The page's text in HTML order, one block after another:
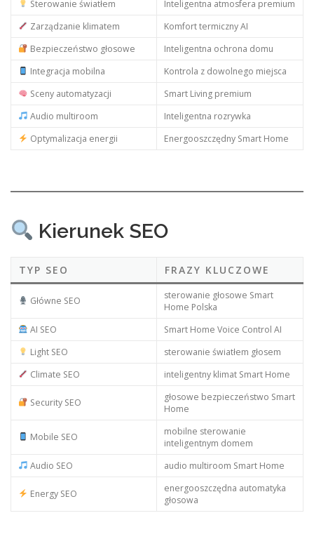
Sterowanie światłem
Inteligentna atmosfera premium
Zarządzanie klimatem
Komfort termiczny AI
Bezpieczeństwo głosowe
Inteligentna ochrona domu
Integracja mobilna
Kontrola z dowolnego miejsca
Sceny automatyzacji
Smart Living premium
Audio multiroom
Inteligentna rozrywka
Optymalizacja energii
Energooszczędny Smart Home
Kierunek SEO
TYP SEO FRAZY KLUCZOWE
Główne SEO
sterowanie głosowe Smart
Home Polska
AI SEO
Smart Home Voice Control AI
Light SEO
sterowanie światłem głosem
Climate SEO
inteligentny klimat Smart Home
Security SEO
głosowe bezpieczeństwo Smart
Home
Mobile SEO
mobilne sterowanie
inteligentnym domem
Audio SEO
audio multiroom Smart Home
Energy SEO
energooszczędna automatyka
głosowa